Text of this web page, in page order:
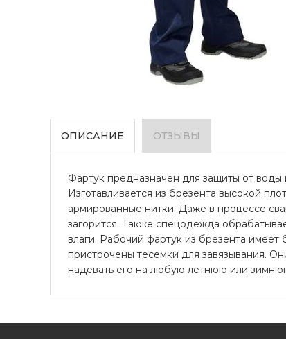
ОПИСАНИЕ ОТЗЫВЫ
Фартук предназначен для защиты от
Изготавливается из брезента высокой
армированные нитки. Даже в процессе
загорится. Также спецодежда
влаги. Рабочий фартук из брезента
пристрочены тесемки для завязывания.
надевать его на любую летнюю или